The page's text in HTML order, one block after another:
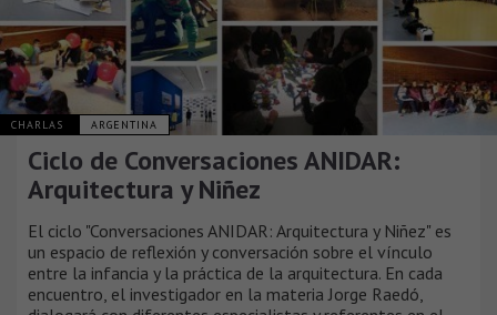
CHARLAS ARGENTINA
Ciclo de Conversaciones ANIDAR:
Arquitectura y Niñez
El ciclo "Conversaciones ANIDAR: Arquitectura y Niñez" es
un espacio de reflexión y conversación sobre el vínculo
entre la infancia y la práctica de la arquitectura. En cada
encuentro, el investigador en la materia Jorge Raedó,